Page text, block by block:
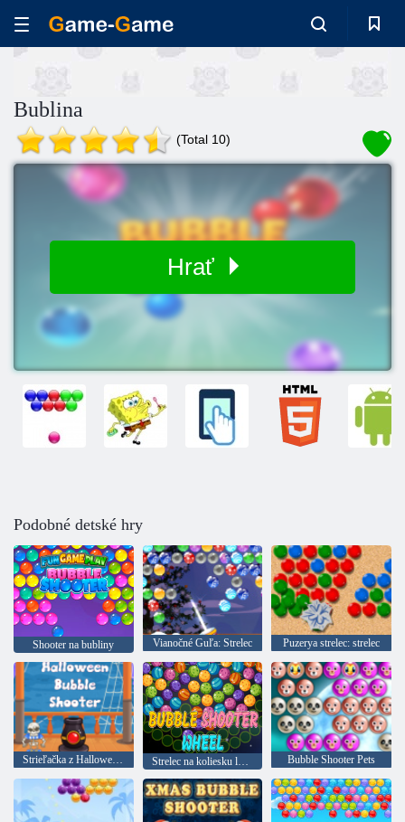
Bublina
(Total 10)
Hrať
Podobné detské hry
Shooter na bubliny Vianočné Guľa: Strelec Puzerya strelec: strelec
Strieľačka z Halloween Bubble Strelec na koliesku loptičiek Bubble Shooter Pets